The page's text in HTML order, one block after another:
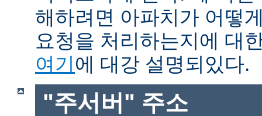
해하려면 아파치가 어떻
요청을 처리하는지에 대
여기에 대강 설명되있다.
"주서버" 주소